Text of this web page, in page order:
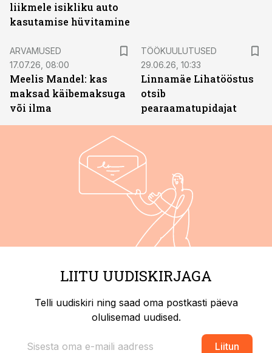
liikmele isikliku auto
kasutamise hüvitamine
ARVAMUSED
17.07.26, 08:00
Meelis Mandel: kas
maksad käibemaksuga
või ilma
TÖÖKUULUTUSED
29.06.26, 10:33
Linnamäe Lihatööstus
otsib
pearaamatupidajat
LIITU UUDISKIRJAGA
Telli uudiskiri ning saad oma postkasti päeva
olulisemad uudised.
Liitun